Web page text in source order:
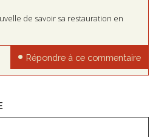
de savoir sa restauration en
Répondre à ce commentaire